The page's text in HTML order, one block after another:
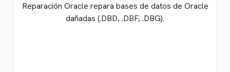
Reparación Oracle repara bases de datos de Oracle
dañadas (.DBD, .DBF, .DBG).